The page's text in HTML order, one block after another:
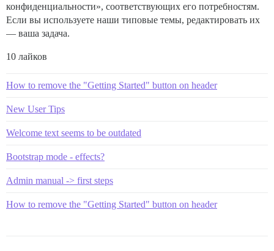
конфиденциальности», соответствующих его потребностям.
Если вы используете наши типовые темы, редактировать их
— ваша задача.
10 лайков
How to remove the "Getting Started" button on header
New User Tips
Welcome text seems to be outdated
Bootstrap mode - effects?
Admin manual -> first steps
How to remove the "Getting Started" button on header